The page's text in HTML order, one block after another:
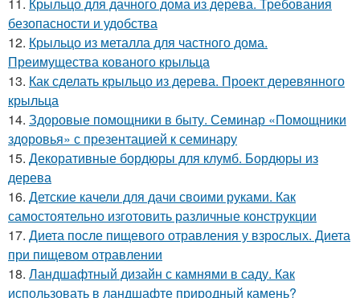
11. Крыльцо для дачного дома из дерева. Требования
безопасности и удобства
12. Крыльцо из металла для частного дома.
Преимущества кованого крыльца
13. Как сделать крыльцо из дерева. Проект деревянного
крыльца
14. Здоровые помощники в быту. Семинар «Помощники
здоровья» с презентацией к семинару
15. Декоративные бордюры для клумб. Бордюры из
дерева
16. Детские качели для дачи своими руками. Как
самостоятельно изготовить различные конструкции
17. Диета после пищевого отравления у взрослых. Диета
при пищевом отравлении
18. Ландшафтный дизайн с камнями в саду. Как
использовать в ландшафте природный камень?